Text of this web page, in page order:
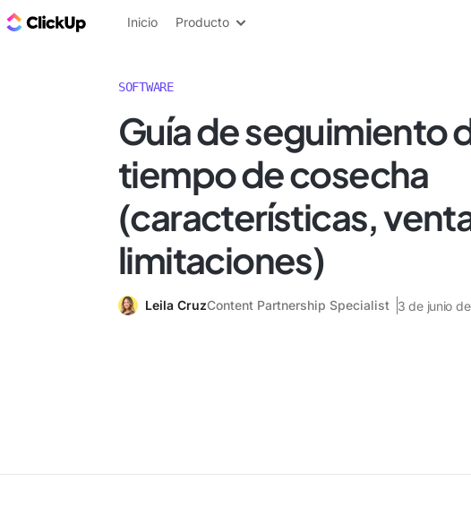
ClickUp Blog
Inicio Producto
SOFTWARE
Guía de seguimiento
tiempo de cosecha
(características,
limitaciones)
Leila CruzContent Partnership Specialist 3 de junio